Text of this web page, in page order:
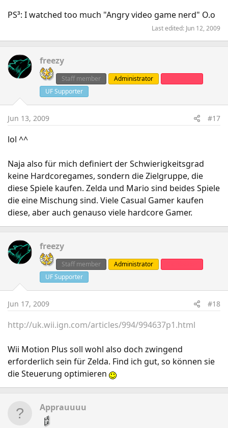
PS³: I watched too much "Angry video game nerd" O.o
Last edited: Jun 12, 2009
freezy
Staff member Administrator
UF Supporter
Jun 13, 2009 #17
lol ^^
Naja also für mich definiert der Schwierigkeitsgrad
keine Hardcoregames, sondern die Zielgruppe, die
diese Spiele kaufen. Zelda und Mario sind beides Spiele
die eine Mischung sind. Viele Casual Gamer kaufen
diese, aber auch genauso viele hardcore Gamer.
freezy
Staff member Administrator
UF Supporter
Jun 17, 2009 #18
http://uk.wii.ign.com/articles/994/994637p1.html
Wii Motion Plus soll wohl also doch zwingend
erforderlich sein für Zelda. Find ich gut, so können sie
die Steuerung optimieren
Apprauuuu